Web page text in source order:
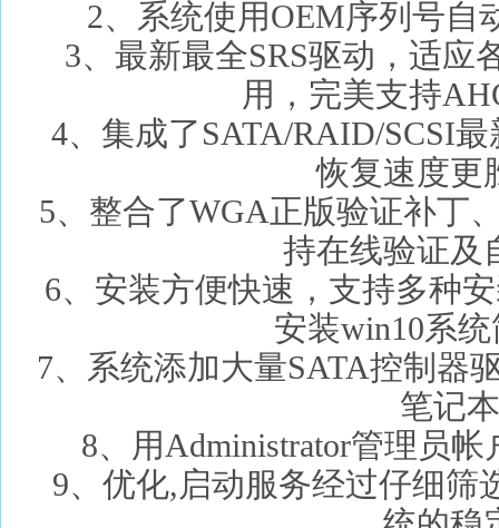
2、系统使用OEM序列号自
3、最新最全SRS驱动，适应
用，完美支持
4、集成了SATA/RAID/SCSI
恢复速度更
5、整合了WGA正版验证补丁
持在线验证及
6、安装方便快速，支持多种
安装win10系
7、系统添加大量SATA控制器
笔记
8、用Administrator管理员
9、优化,启动服务经过仔细筛